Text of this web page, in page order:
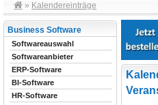
» Kalendereinträge
Business Software
Softwareauswahl
Softwareanbieter
ERP-Software
BI-Software
HR-Software